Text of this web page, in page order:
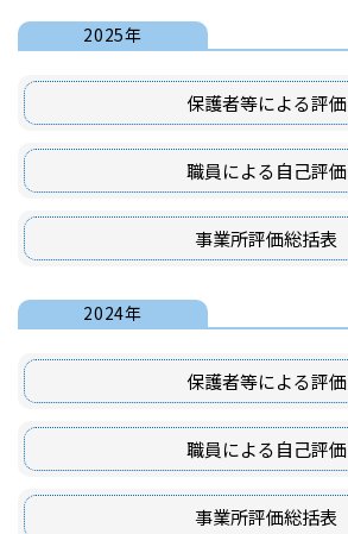
2025年
保護者等による評価
職員による自己評価
事業所評価総括表
2024年
保護者等による評価
職員による自己評価
事業所評価総括表